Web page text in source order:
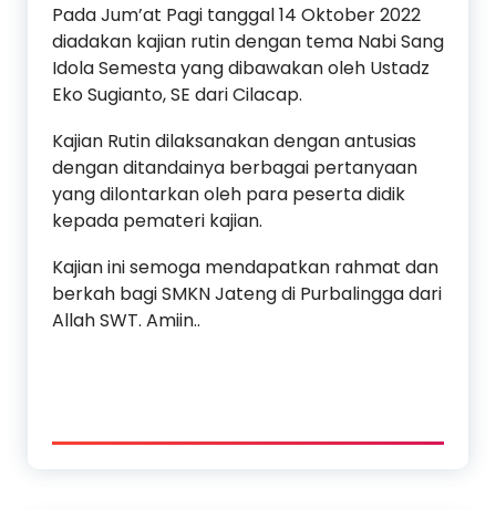
Pada Jum’at Pagi tanggal 14 Oktober 2022
diadakan kajian rutin dengan tema Nabi Sang
Idola Semesta yang dibawakan oleh Ustadz
Eko Sugianto, SE dari Cilacap.
Kajian Rutin dilaksanakan dengan antusias
dengan ditandainya berbagai pertanyaan
yang dilontarkan oleh para peserta didik
kepada pemateri kajian.
Kajian ini semoga mendapatkan rahmat dan
berkah bagi SMKN Jateng di Purbalingga dari
Allah SWT. Amiin..